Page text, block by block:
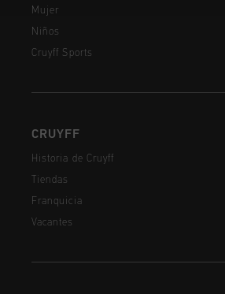
Mujer
Niños
Cruyff Sports
CRUYFF
Historia de Cruyff
Tiendas
Franquicia
Vacantes